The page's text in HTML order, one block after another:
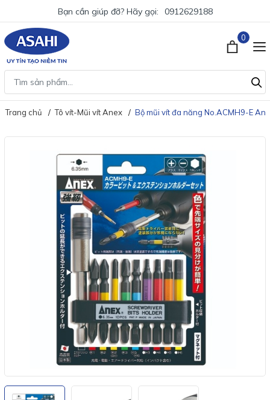
Bạn cần giúp đỡ? Hãy gọi: 0912629188
0
Trang chủ Tô vít-Mũi vít Anex Bộ mũi vít đa năng No.ACMH9-E